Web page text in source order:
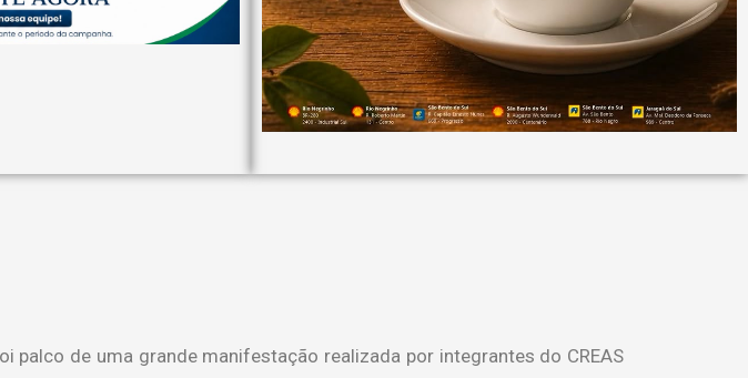
de uma grande manifestação realizada por integrantes do CREAS